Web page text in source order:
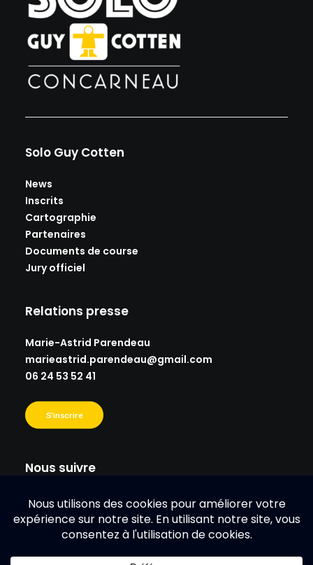
Solo Guy Cotten
News
Inscrits
Cartographie
Partenaires
Documents de course
Jury officiel
Relations presse
Marie-Astrid Parendeau
marieastrid.parendeau@gmail.com
06 24 53 52 41
S'inscrire
Nous suivre